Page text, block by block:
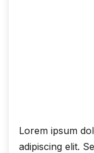
Lorem ipsum
adipiscing elit.